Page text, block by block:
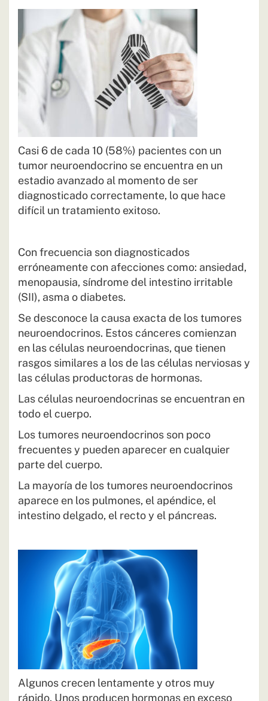
Casi 6 de cada 10 (58%) pacientes con un
tumor neuroendocrino se encuentra en un
estadio avanzado al momento de ser
diagnosticado correctamente, lo que hace
difícil un tratamiento exitoso.
Con frecuencia son diagnosticados
erróneamente con afecciones como: ansiedad,
menopausia, síndrome del intestino irritable
(SII), asma o diabetes.
Se desconoce la causa exacta de los tumores
neuroendocrinos. Estos cánceres comienzan
en las células neuroendocrinas, que tienen
rasgos similares a los de las células nerviosas y
las células productoras de hormonas.
Las células neuroendocrinas se encuentran en
todo el cuerpo.
Los tumores neuroendocrinos son poco
frecuentes y pueden aparecer en cualquier
parte del cuerpo.
La mayoría de los tumores neuroendocrinos
aparece en los pulmones, el apéndice, el
intestino delgado, el recto y el páncreas.
Algunos crecen lentamente y otros muy
rápido. Unos producen hormonas en exceso